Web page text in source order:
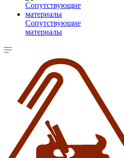
Сопутствующие
материалы